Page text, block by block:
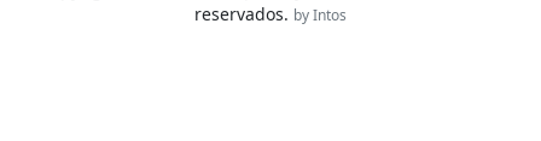
reservados. by Intos